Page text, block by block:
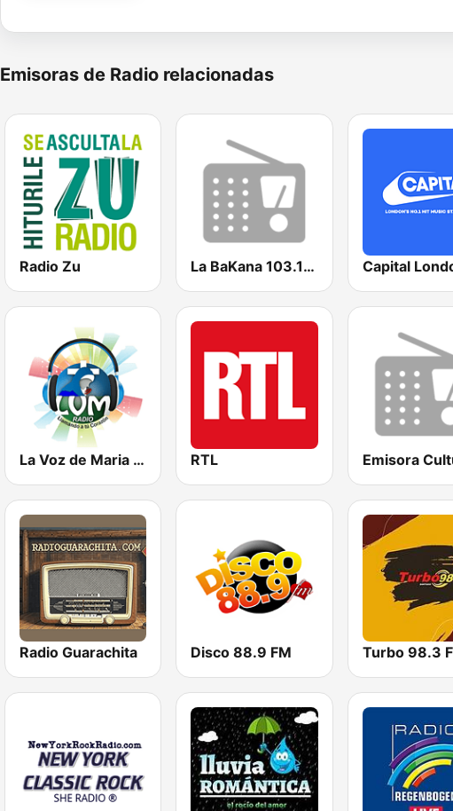
Emisoras de Radio relacionadas
Radio Zu La BaKana 103.1 FM Capital
La Voz de Maria Radio RTL
Radio Guarachita Disco 88.9 FM Turbo 98.3